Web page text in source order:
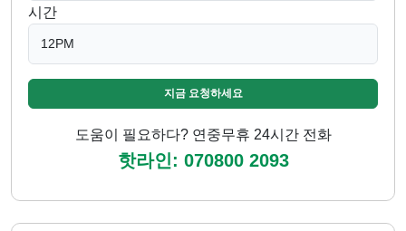
시간
지금 요청하세요
도움이 필요하다? 연중무휴 24시간 전화
핫라인: 070800 2093